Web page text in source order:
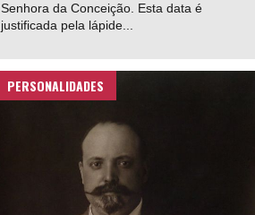
Senhora da Conceição. Esta data é
justificada pela lápide...
PERSONALIDADES